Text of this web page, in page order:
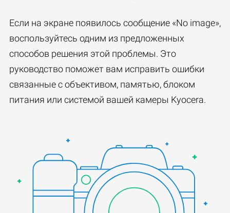
Если на экране появилось сообщение «No image»,
воспользуйтесь одним из предложенных
способов решения этой проблемы. Это
руководство поможет вам исправить ошибки
связанные с объективом, памятью, блоком
питания или системой вашей камеры Kyocera.